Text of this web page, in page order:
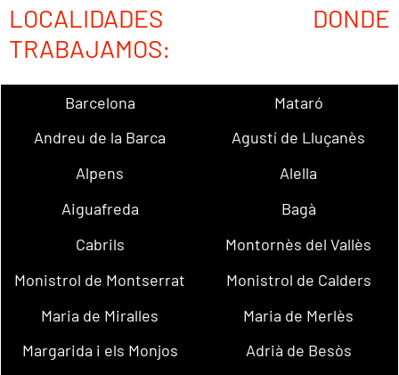
LOCALIDADES DONDE
TRABAJAMOS:
Barcelona
Mataró
Andreu de la Barca
Agustí de Lluçanès
Alpens
Alella
Aiguafreda
Bagà
Cabrils
Montornès del Vallès
Monistrol de Montserrat
Monistrol de Calders
Maria de Miralles
Maria de Merlès
Margarida i els Monjos
Adrià de Besòs